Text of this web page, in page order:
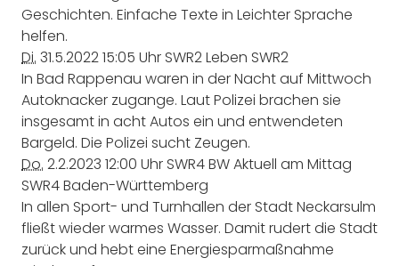
Geschichten. Einfache Texte in Leichter Sprache
helfen.
Di. 31.5.202215:05 Uhr SWR2 Leben SWR2
In Bad Rappenau waren in der Nacht auf Mittwoch
Autoknacker zugange. Laut Polizei brachen sie
insgesamt in acht Autos ein und entwendeten
Bargeld. Die Polizei sucht Zeugen.
Do. 2.2.2023 12:00 Uhr SWR4 BW Aktuell am Mittag
SWR4 Baden-Württemberg
In allen Sport- und Turnhallen der Stadt Neckarsulm
fließt wieder warmes Wasser. Damit rudert die Stadt
zurück und hebt eine Energiesparmaßnahme